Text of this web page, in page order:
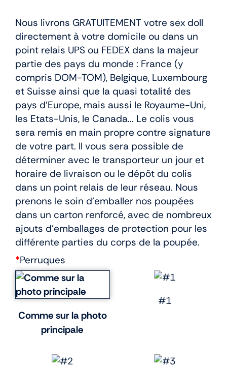
Nous livrons GRATUITEMENT votre sex doll
directement à votre domicile ou dans un
point relais UPS ou FEDEX dans la majeur
partie des pays du monde : France (y
compris DOM-TOM), Belgique, Luxembourg
et Suisse ainsi que la quasi totalité des
pays d’Europe, mais aussi le Royaume-Uni,
les Etats-Unis, le Canada... Le colis vous
sera remis en main propre contre signature
de votre part. Il vous sera possible de
déterminer avec le transporteur un jour et
horaire de livraison ou le dépôt du colis
dans un point relais de leur réseau. Nous
prenons le soin d’emballer nos poupées
dans un carton renforcé, avec de nombreux
ajouts d’emballages de protection pour les
différente parties du corps de la poupée.
*Perruques
Comme sur la photo
principale
#1